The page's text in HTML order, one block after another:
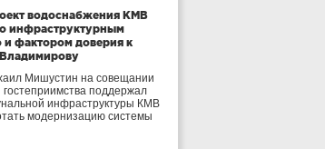
водоснабжения КМВ
инфраструктурным
фактором доверия к
Мишустин на совещании
поддержал
инфраструктуры КМВ
модернизацию системы